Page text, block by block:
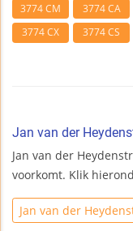
3774 CM
3774 CA
3774 CX
3774 CS
Jan van der
Jan van der
voorkomt. Klik
Jan van der